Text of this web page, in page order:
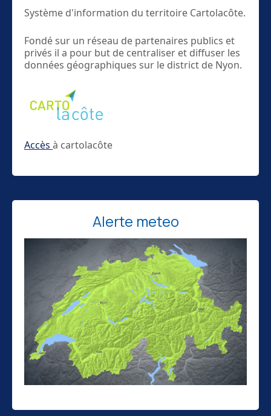
Système d'information du territoire Cartolacôte.
Fondé sur un réseau de partenaires publics et
privés il a pour but de centraliser et diffuser les
données géographiques sur le district de Nyon.
Accès à cartolacôte
Alerte meteo